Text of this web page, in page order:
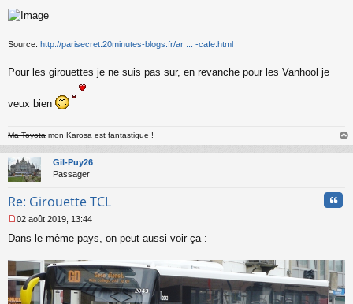
s
a
e
o
u
Source: http://parisecret.20minutes-blogs.fr/ar ... -cafe.html
Pour les girouettes je ne suis pas sur, en revanche pour les Vanhool je
veux bien
Ma Toyota mon Karosa est fantastique !
au
Gil-Puy26
Passager
Re: Girouette TCL
e
s
a
g
e
02 août 2019, 13:44
Dans le même pays, on peut aussi voir ça :